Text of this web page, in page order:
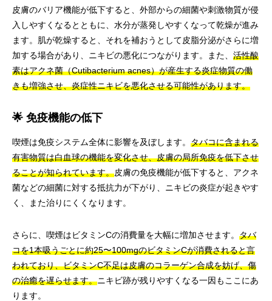
皮膚のバリア機能が低下すると、外部からの細菌や刺激物質が侵
入しやすくなるとともに、水分が蒸発しやすくなって乾燥が進み
ます。肌が乾燥すると、それを補おうとして皮脂分泌がさらに増
加する場合があり、ニキビの悪化につながります。また、 活性酸
素はアクネ菌（Cutibacterium acnes）が産生する炎症物質の働
きも増強させ、炎症性ニキビを悪化させる可能性があります。
🌟 免疫機能の低下
喫煙は免疫システム全体に影響を及ぼします。 タバコに含まれる
有害物質は白血球の機能を変化させ、皮膚の局所免疫を低下させ
ることが知られています。皮膚の免疫機能が低下すると、アクネ
菌などの細菌に対する抵抗力が下がり、ニキビの炎症が起きやす
く、また治りにくくなります。
さらに、喫煙はビタミンCの消費量を大幅に増加させます。 タバ
コを1本吸うごとに約25〜100mgのビタミンCが消費されると言
われており、ビタミンC不足は皮膚のコラーゲン合成を妨げ、傷
の治癒を遅らせます。ニキビ跡が残りやすくなる一因もここにあ
ります。